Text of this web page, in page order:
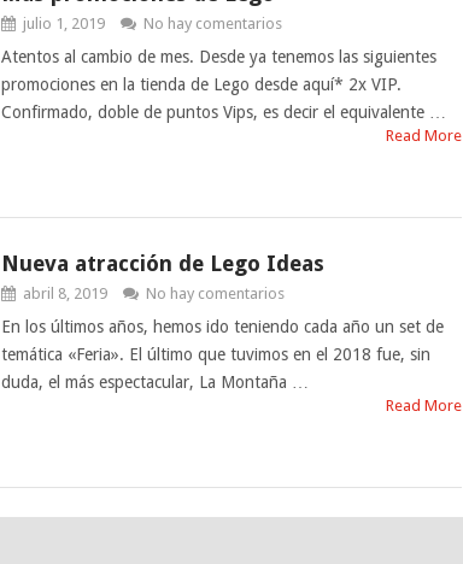
julio 1, 2019 No hay comentarios
Atentos al cambio de mes. Desde ya tenemos las siguientes
promociones en la tienda de Lego desde aquí* 2x VIP.
Confirmado, doble de puntos Vips, es decir el equivalente …
Read More
Nueva atracción de Lego Ideas
abril 8, 2019 No hay comentarios
En los últimos años, hemos ido teniendo cada año un set de
temática «Feria». El último que tuvimos en el 2018 fue, sin
duda, el más espectacular, La Montaña …
Read More